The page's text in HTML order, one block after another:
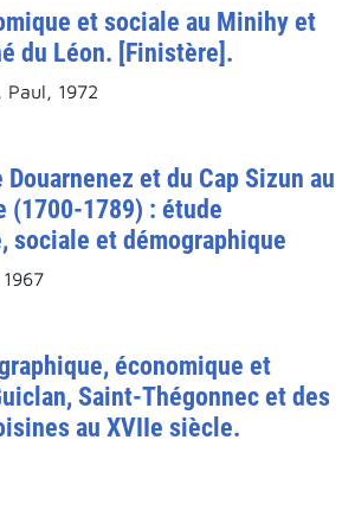
et sociale au Minihy et
du Léon. [Finistère].
Paul, 1972
et du Cap Sizun au
(1700-1789) : étude
sociale et démographique
économique et
Saint-Thégonnec et des
au XVIIe siècle.